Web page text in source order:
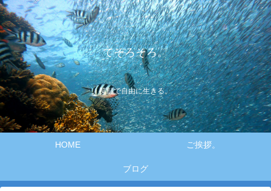
てそろそろ。
笑顔で自由に生きる。
HOME ご挨拶。
ブログ